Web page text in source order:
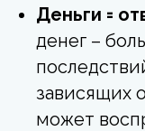
Деньги =
денег –
зависящих
может